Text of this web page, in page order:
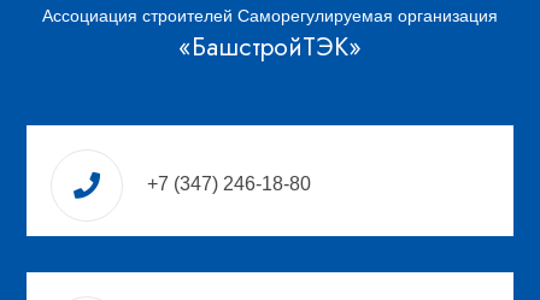
Ассоциация строителей Саморегулируемая организация
«БашстройТЭК»
+7 (347) 246-18-80